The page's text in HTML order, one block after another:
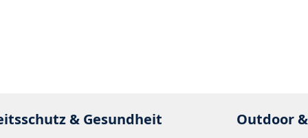
& Gesundheit Outdoor